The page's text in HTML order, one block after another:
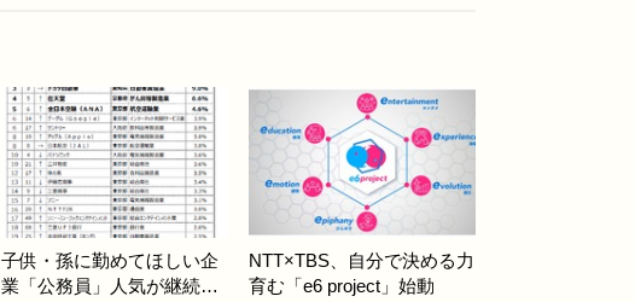
子供・孫に勤めてほしい企
業「公務員」人気が継続…
NTT×TBS、自分で決める力
育む「e6 project」始動